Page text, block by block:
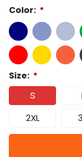
Color: *
Size: *
S
2XL